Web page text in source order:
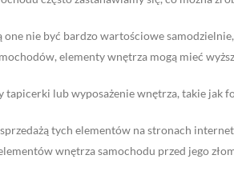
one nie być bardzo wartościowe
elementy wnętrza mogą mieć
lub wyposażenie wnętrza, takie jak
tych elementów na stronach
wnętrza samochodu przed jego